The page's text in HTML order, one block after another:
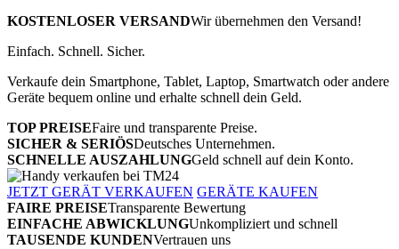
KOSTENLOSER VERSANDWir übernehmen den Versand!
Einfach. Schnell. Sicher.
Verkaufe dein Smartphone, Tablet, Laptop, Smartwatch oder andere
Geräte bequem online und erhalte schnell dein Geld.
TOP PREISEFaire und transparente Preise.
SICHER & SERIÖSDeutsches Unternehmen.
SCHNELLE AUSZAHLUNGGeld schnell auf dein Konto.
JETZT GERÄT VERKAUFEN GERÄTE KAUFEN
FAIRE PREISETransparente Bewertung
EINFACHE ABWICKLUNGUnkompliziert und schnell
TAUSENDE KUNDENVertrauen uns